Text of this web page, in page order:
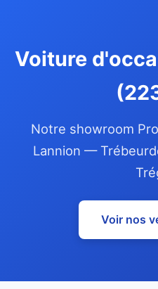
Voiture
Notre showroom
Lannion —
Voir nos